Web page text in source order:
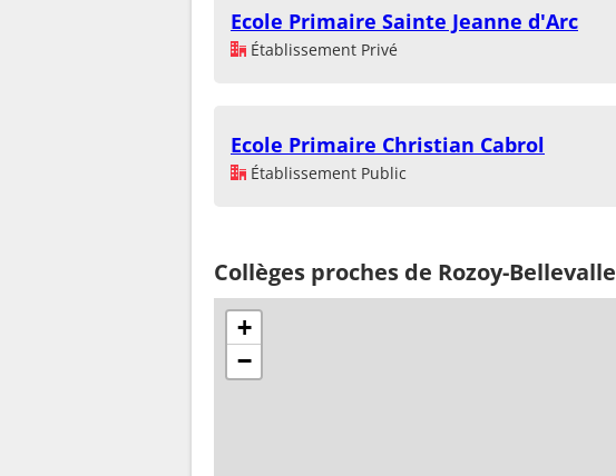
Ecole Primaire Sainte Jeanne d'Arc
Établissement Privé
Ecole Primaire Christian Cabrol
Établissement Public
Collèges proches de Rozoy-Bellevalle
+
−